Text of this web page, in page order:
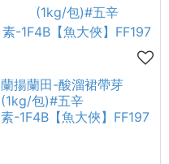
蘭揚蘭田-酸溜裙帶芽
(1kg/包)#五辛
素-1F4B【魚大俠】FF197